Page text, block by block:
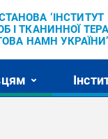
‘ІНСТИТУТ
І ТКАНИННОЇ
НАМН УКРАЇНИ’